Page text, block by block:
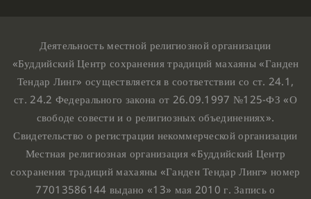
Деятельность местной религиозной организации
«Буддийский Центр сохранения традиций махаяны «Ганден
Тендар Линг» осуществляется в соответствии со ст. 24.1,
ст. 24.2 Федерального закона от 26.09.1997 №125-ФЗ «О
свободе совести и о религиозных объединениях».
Свидетельство о регистрации некоммерческой организации
Местная религиозная организация «Буддийский Центр
сохранения традиций махаяны «Ганден Тендар Линг» номер
77013586144 выдано «13» мая 2010 г. Запись о